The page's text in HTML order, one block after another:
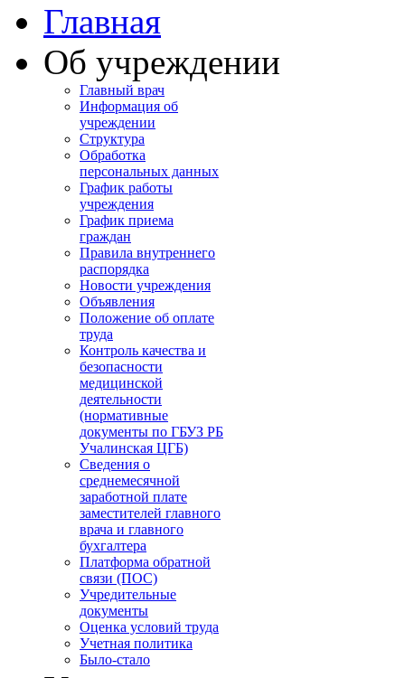
Главная
Об учреждении
Главный врач
Информация об
учреждении
Структура
Обработка
персональных данных
График работы
учреждения
График приема
граждан
Правила внутреннего
распорядка
Новости учреждения
Объявления
Положение об оплате
труда
Контроль качества и
безопасности
медицинской
деятельности
(нормативные
документы по ГБУЗ РБ
Учалинская ЦГБ)
Сведения о
среднемесячной
заработной плате
заместителей главного
врача и главного
бухгалтера
Платформа обратной
связи (ПОС)
Учредительные
документы
Оценка условий труда
Учетная политика
Было-стало